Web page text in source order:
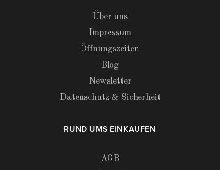
Über uns
Impressum
Öffnungszeiten
Blog
Newsletter
Datenschutz & Sicherheit
RUND UMS EINKAUFEN
AGB